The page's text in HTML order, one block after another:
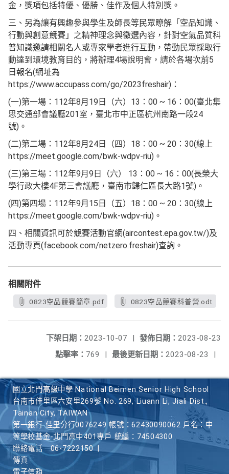
金，獎項包括特優、優勝、佳作及個人特別獎。
三、另為讓有興趣參與學生及師長等民眾瞭解「空品知識、
行動與創意競賽」之精神理念與徵選內容，針對空氣品質科
普知識邀請相關名人或專家學者進行互動，帶動民眾採取行
動達到環境教育目的，將辦理4場說明會，請於各場次前5
日報名(網址為
https://www.accupass.com/go/2023freshair)：
(一)第一場：112年8月19日（六）13：00 ~ 16：00(臺北集
思交通部會議廳201室，臺北市中正區杭州南路一段24
號)。
(二)第二場：112年8月24日（四）18：00 ~ 20：30(線上
https://meet.google.com/bwk-wdpv-riu)。
(三)第三場：112年9月9日（六） 13：00 ~ 16：00(長榮大
學行政大樓4F第三會議廳，臺南市歸仁區長大路1號)。
(四)第四場：112年9月15日（五）18：00 ~ 20：30(線上
https://meet.google.com/bwk-wdpv-riu)。
四、相關資訊可於競賽活動官網(aircontest.epa.gov.tw/)及
活動專頁(facebook.com/netzero.freshair)查詢。
相關附件
0823空品競賽簡章.pdf 0823空品競賽科普營.odt
發佈日期： 2023-08-23
下架日期： 2023-10-07
|
最後更新日期： 2023-08-23 |
點擊率： 769 |
國立北門高級中學 National Beimen Senior High School
台南市佳里區六安里269號 No. 269, Liuann Li, Jiali Dist.,
Tainan City, TAIWAN
第一銀行 佳里分行0076249 帳號：62430090062 戶名：中
等學校基金-北門高中401專戶 統編：74504300
聯絡電話
06-7222150
傳真
電子信箱